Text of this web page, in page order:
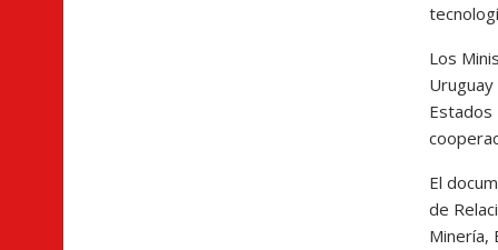
Los
Estados
El
de
Minería,